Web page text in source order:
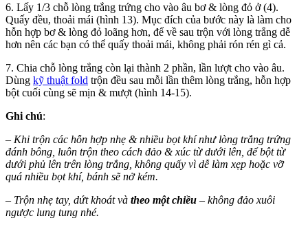
6. Lấy 1/3 chỗ lòng trắng trứng cho vào âu bơ & lòng đỏ ở (4).
Quấy đều, thoải mái (hình 13). Mục đích của bước này là làm cho
hỗn hợp bơ & lòng đỏ loãng hơn, để về sau trộn với lòng trắng dễ
hơn nên các bạn có thể quấy thoải mái, không phải rón rén gì cả.
7. Chia chỗ lòng trắng còn lại thành 2 phần, lần lượt cho vào âu.
Dùng kỹ thuật fold trộn đều sau mỗi lần thêm lòng trắng, hỗn hợp
bột cuối cùng sẽ mịn & mượt (hình 14-15).
Ghi chú:
– Khi trộn các hỗn hợp nhẹ & nhiều bọt khí như lòng trắng trứng
đánh bông, luôn trộn theo cách đảo & xúc từ dưới lên, để bột từ
dưới phủ lên trên lòng trắng, không quấy vì dễ làm xẹp hoặc vỡ
quá nhiều bọt khí, bánh sẽ nở kém.
– Trộn nhẹ tay, dứt khoát và theo một chiều – không đảo xuôi
ngược lung tung nhé.